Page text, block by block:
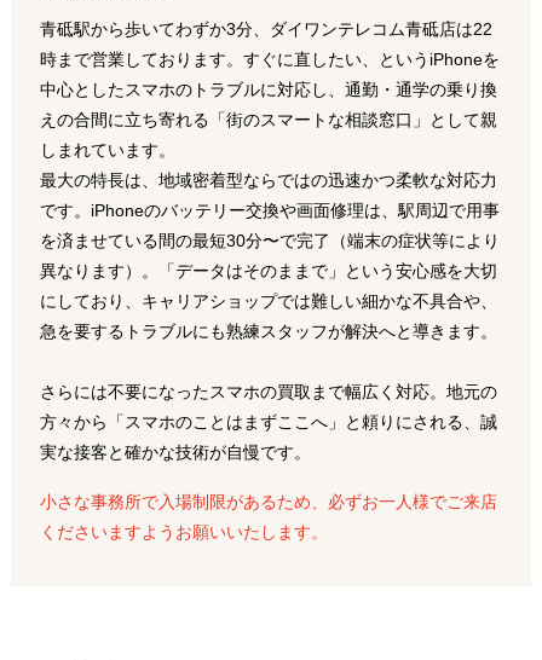
青砥駅から歩いてわずか3分、ダイワンテレコム青砥店は22
時まで営業しております。すぐに直したい、というiPhoneを
中心としたスマホのトラブルに対応し、通勤・通学の乗り換
えの合間に立ち寄れる「街のスマートな相談窓口」として親
しまれています。
最大の特長は、地域密着型ならではの迅速かつ柔軟な対応力
です。iPhoneのバッテリー交換や画面修理は、駅周辺で用事
を済ませている間の最短30分〜で完了（端末の症状等により
異なります）。「データはそのままで」という安心感を大切
にしており、キャリアショップでは難しい細かな不具合や、
急を要するトラブルにも熟練スタッフが解決へと導きます。
さらには不要になったスマホの買取まで幅広く対応。地元の
方々から「スマホのことはまずここへ」と頼りにされる、誠
実な接客と確かな技術が自慢です。
小さな事務所で入場制限があるため、必ずお一人様でご来店
くださいますようお願いいたします。